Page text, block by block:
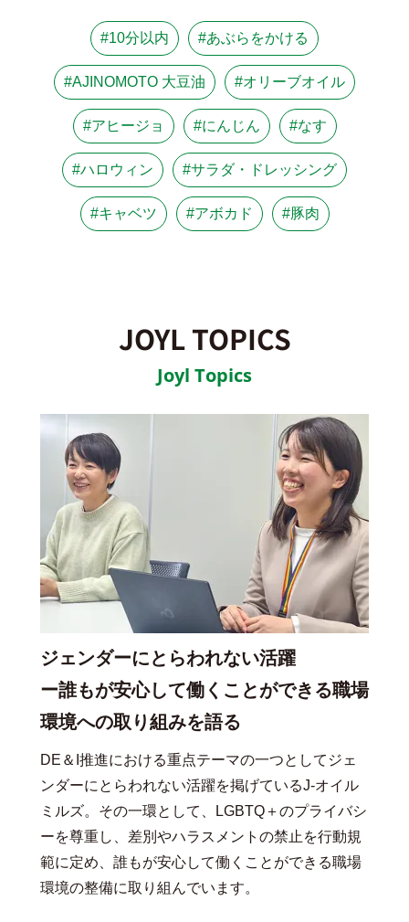
#10分以内 #あぶらをかける
#AJINOMOTO 大豆油 #オリーブオイル
#アヒージョ #にんじん #なす
#ハロウィン #サラダ・ドレッシング
#キャベツ #アボカド #豚肉
JOYL TOPICS
Joyl Topics
ジェンダーにとらわれない活躍
ー誰もが安心して働くことができる職場
環境への取り組みを語る
DE＆I推進における重点テーマの一つとしてジェ
ンダーにとらわれない活躍を掲げているJ-オイル
ミルズ。その一環として、LGBTQ＋のプライバシ
ーを尊重し、差別やハラスメントの禁止を行動規
範に定め、誰もが安心して働くことができる職場
環境の整備に取り組んでいます。